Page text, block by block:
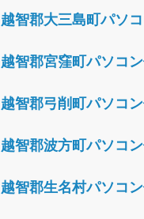
越智郡大三島町パソ
越智郡宮窪町パソコ
越智郡弓削町パソコ
越智郡波方町パソコ
越智郡生名村パソコ